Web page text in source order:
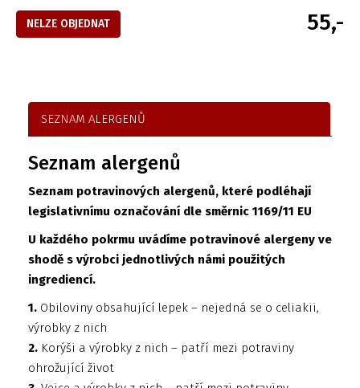
NELZE OBJEDNAT 55,-
SEZNAM ALERGENŮ
Seznam alergenů
Seznam potravinových alergenů, které podléhají
legislativnímu označování dle směrnic 1169/11 EU
U každého pokrmu uvádíme potravinové alergeny ve
shodě s výrobci jednotlivých námi použitých
ingrediencí.
1. Obiloviny obsahující lepek – nejedná se o celiakii,
výrobky z nich
2. Korýši a výrobky z nich – patří mezi potraviny
ohrožující život